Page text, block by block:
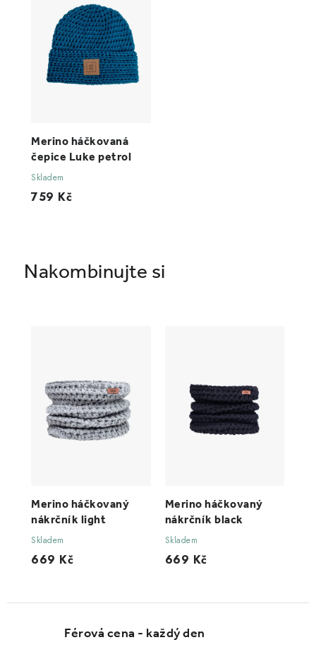
Férová cena - každý den
Merino háčkovaný
nákrčník light
Skladem
669 Kč
Merino háčkovaný
nákrčník black
Skladem
669 Kč
Merino háčkovaná
čepice Luke petrol
Skladem
759 Kč